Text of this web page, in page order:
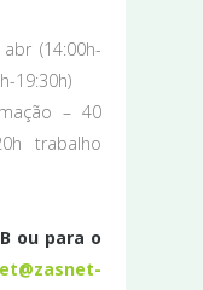
(14:00h-
19:30h)
– 40
trabalho
ou para o